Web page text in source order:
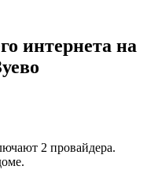
интернета на
2 провайдера.